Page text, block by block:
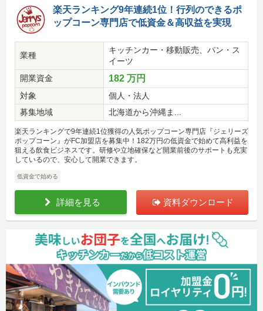
楽天ランキング9年連続1位！行列のできるポ
ップコーン専門店で低資金＆高収益を実現
業種
キッチンカー・移動販売、パン・ス
イーツ
開業資金
182 万円
対象
個人・法人
募集地域
北海道から沖縄ま...
楽天ランキングで9年連続1位獲得の人気ポップコーン専門店『ジェリーズ
ポップコーン』がFC加盟店を募集中！182万円の低資金で始めて高利益を
狙える飲食ビジネスです。研修や立地確保など開業前後のサポートも充実
しているので、安心して開業できます。
低資金で始める
詳細を見る 資料ダウンロード